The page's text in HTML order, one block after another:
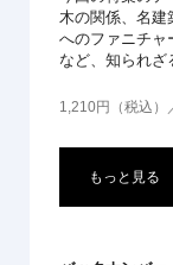
木の関係、名建
へのファニチャ
など、知られざ
1,210円（税込）
もっと見る